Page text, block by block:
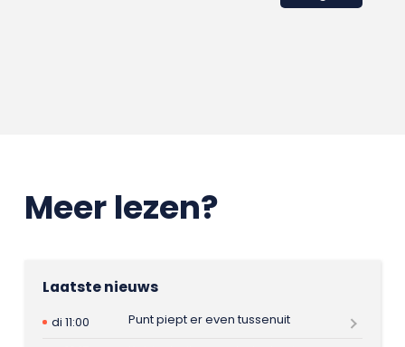
Meer lezen?
Laatste nieuws
di 11:00
Punt piept er even tussenuit